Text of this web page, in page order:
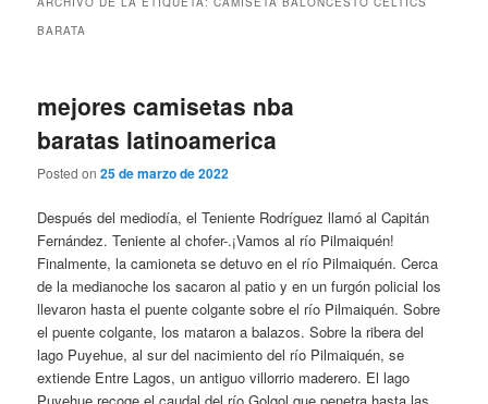
BARATA
mejores camisetas nba
baratas latinoamerica
Posted on25 de marzo de 2022
Después del mediodía, el Teniente Rodríguez llamó al Capitán
Fernández. Teniente al chofer-.¡Vamos al río Pilmaiquén!
Finalmente, la camioneta se detuvo en el río Pilmaiquén. Cerca
de la medianoche los sacaron al patio y en un furgón policial los
llevaron hasta el puente colgante sobre el río Pilmaiquén. Sobre
el puente colgante, los mataron a balazos. Sobre la ribera del
lago Puyehue, al sur del nacimiento del río Pilmaiquén, se
extiende Entre Lagos, un antiguo villorrio maderero. El lago